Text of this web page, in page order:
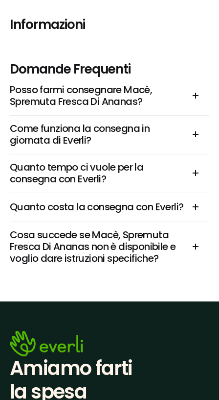
Informazioni
Domande Frequenti
Posso farmi consegnare Macè,
Spremuta Fresca Di Ananas?
Come funziona la consegna in
giornata di Everli?
Quanto tempo ci vuole per la
consegna con Everli?
Quanto costa la consegna con Everli?
Cosa succede se Macè, Spremuta
Fresca Di Ananas non è disponibile e
voglio dare istruzioni specifiche?
Amiamo farti
la spesa